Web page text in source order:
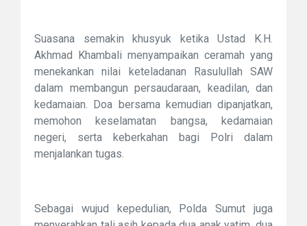
Suasana semakin khusyuk ketika Ustad K.H.
Akhmad Khambali menyampaikan ceramah yang
menekankan nilai keteladanan Rasulullah SAW
dalam membangun persaudaraan, keadilan, dan
kedamaian. Doa bersama kemudian dipanjatkan,
memohon keselamatan bangsa, kedamaian
negeri, serta keberkahan bagi Polri dalam
menjalankan tugas.
Sebagai wujud kepedulian, Polda Sumut juga